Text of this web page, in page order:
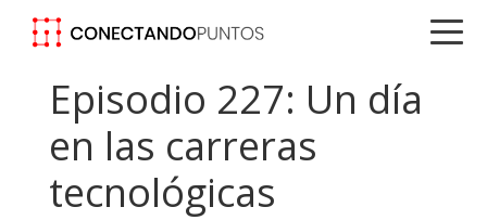
Saltar
navegación
principal
Saltar
principal
Saltar
lateral
Episodio 227: Un día
en las carreras
tecnológicas